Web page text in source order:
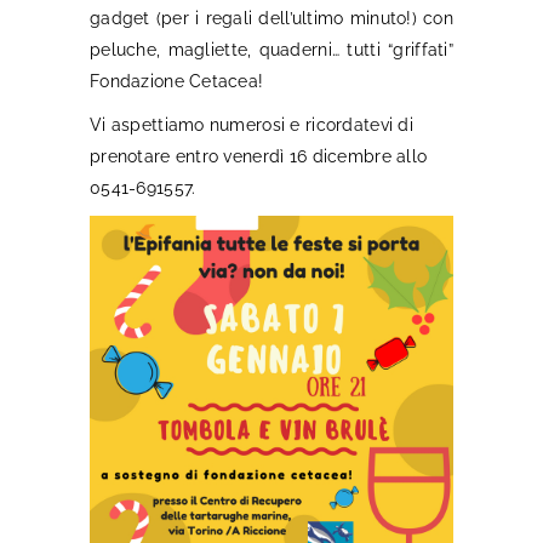
gadget (per i regali dell’ultimo minuto!) con
peluche, magliette, quaderni… tutti “griffati”
Fondazione Cetacea!
Vi aspettiamo numerosi e ricordatevi di
prenotare entro venerdì 16 dicembre allo
0541-691557.